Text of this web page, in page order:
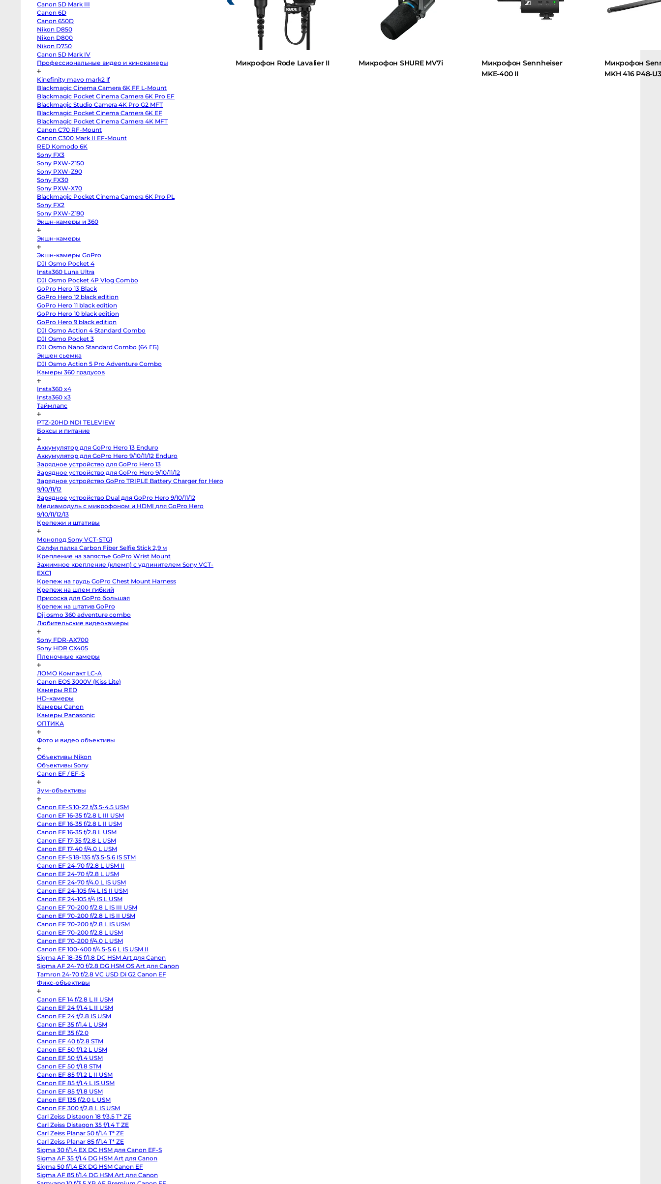
Body
a7S
III
Sony
a7
IV
Sony
a7R
IV
Sony
II
Sony
II
Sony
a6000
Sony
E1
Fujifilm
X-
M5
Panasonic
Lumix
S5
Зеркальные
Hasselblad
Canon
5D
6D
Canon
650D
Nikon
D850
Nikon
D800
D750
Canon
5D
и
кинокамеры
Kinefinity
mavo
mark2
Blackmagic
Cinema
Camera
6K
FF
L-
Mount
Blackmagic
Pocket
4K
Pro
Blackmagic
Pocket
Mark
II
EF-
Mount
RED
Komodo
6K
Sony
FX3
Sony
PXW-
Z150
Sony
PXW-
Z90
Sony
FX30
Sony
PXW-
X70
Blackmagic
Pocket
Cinema
Camera
6K
Pro
PL
Sony
FX2
Sony
Экшн-
камеры
и
360
Pocket
4
Insta360
Ultra
DJI
Osmo
Pocket
4P
Vlog
Combo
GoPro
Hero
13
Black
GoPro
Hero
12
black
Canon 5D Mark III
Canon 6D
Canon 650D
Nikon D850
Nikon D800
Nikon D750
Canon 5D Mark IV
Профессиональные видео и кинокамеры
Kinefinity mavo mark2 lf
Blackmagic Cinema Camera 6K FF L-Mount
Blackmagic Pocket Cinema Camera 6K Pro EF
Blackmagic Studio Camera 4K Pro G2 MFT
Blackmagic Pocket Cinema Camera 6K EF
Blackmagic Pocket Cinema Camera 4K MFT
Canon C70 RF-Mount
Canon C300 Mark II EF-Mount
RED Komodo 6K
Sony FX3
Sony PXW-Z150
Sony PXW-Z90
Sony FX30
Sony PXW-X70
Blackmagic Pocket Cinema Camera 6K Pro PL
Sony FX2
Sony PXW-Z190
Экшн-камеры и 360
Экшн-камеры
Экшн-камеры GoPro
DJI Osmo Pocket 4
Insta360 Luna Ultra
DJI Osmo Pocket 4P Vlog Combo
GoPro Hero 13 Black
GoPro Hero 12 black edition
GoPro Hero 11 black edition
GoPro Hero 10 black edition
GoPro Hero 9 black edition
DJI Osmo Action 4 Standard Combo
DJI Osmo Pocket 3
DJI Osmo Nano Standard Combo (64 ГБ)
Экшен сьемка
DJI Osmo Action 5 Pro Adventure Combo
Камеры 360 градусов
Insta360 x4
Insta360 x3
Таймлапс
PTZ-20HD NDI TELEVIEW
Боксы и питание
Аккумулятор для GoPro Hero 13 Enduro
Аккумулятор для GoPro Hero 9/10/11/12 Enduro
Зарядное устройство для GoPro Hero 13
Зарядное устройство для GoPro Hero 9/10/11/12
Зарядное устройство GoPro TRIPLE Battery Charger for Hero
9/10/11/12
Зарядное устройство Dual для GoPro Hero 9/10/11/12
Медиамодуль с микрофоном и HDMI для GoPro Hero
9/10/11/12/13
Крепежи и штативы
Монопод Sony VCT-STG1
Селфи палка Carbon Fiber Selfie Stick 2,9 м
Крепление на запястье GoPro Wrist Mount
Зажимное крепление (клемп) с удлинителем Sony VCT-
EXC1
Крепеж на грудь GoPro Chest Mount Harness
Крепеж на шлем гибкий
Присоска для GoPro большая
Крепеж на штатив GoPro
Dji osmo 360 adventure combo
Любительские видеокамеры
Sony FDR-AX700
Sony HDR CX405
Пленочные камеры
ЛОМО Компакт LC-A
Canon EOS 3000V (Kiss Lite)
Камеры RED
HD-камеры
Камеры Canon
Камеры Panasonic
ОПТИКА
Фото и видео объективы
Объективы Nikon
Объективы Sony
Canon EF / EF-S
Зум-объективы
Canon EF-S 10-22 f/3.5-4.5 USM
Canon EF 16-35 f/2.8 L III USM
Canon EF 16-35 f/2.8 L II USM
Canon EF 16-35 f/2.8 L USM
Canon EF 17-35 f/2.8 L USM
Canon EF 17-40 f/4.0 L USM
Canon EF-S 18-135 f/3.5-5.6 IS STM
Canon EF 24-70 f/2.8 L USM II
Canon EF 24-70 f/2.8 L USM
Canon EF 24-70 f/4.0 L IS USM
Canon EF 24-105 f/4 L IS II USM
Canon EF 24-105 f/4 IS L USM
Canon EF 70-200 f/2.8 L IS III USM
Canon EF 70-200 f/2.8 L IS II USM
Canon EF 70-200 f/2.8 L IS USM
Canon EF 70-200 f/2.8 L USM
Canon EF 70-200 f/4.0 L USM
Canon EF 100-400 f/4.5-5.6 L IS USM II
Sigma AF 18-35 f/1.8 DC HSM Art для Canon
Sigma AF 24-70 f/2.8 DG HSM OS Art для Canon
Tamron 24-70 f/2.8 VC USD Di G2 Canon EF
Фикс-объективы
Canon EF 14 f/2.8 L II USM
Canon EF 24 f/1.4 L II USM
Canon EF 24 f/2.8 IS USM
Canon EF 35 f/1.4 L USM
Canon EF 35 f/2.0
Canon EF 40 f/2.8 STM
Canon EF 50 f/1.2 L USM
Canon EF 50 f/1.4 USM
Canon EF 50 f/1.8 STM
Canon EF 85 f/1.2 L II USM
Canon EF 85 f/1.4 L IS USM
Canon EF 85 f/1.8 USM
Canon EF 135 f/2.0 L USM
Canon EF 300 f/2.8 L IS USM
Carl Zeiss Distagon 18 f/3.5 T* ZE
Carl Zeiss Distagon 35 f/1.4 T ZE
Carl Zeiss Planar 50 f/1.4 T* ZE
Carl Zeiss Planar 85 f/1.4 T* ZE
Sigma 30 f/1.4 EX DC HSM для Canon EF-S
Sigma AF 35 f/1.4 DG HSM Art для Canon
Sigma 50 f/1.4 EX DG HSM Canon EF
Sigma AF 85 f/1.4 DG HSM Art для Canon
с оголовьем
VoiceHead VH2
Микрофон GreenBean
радиосистемам)
Микрофон Rode Lavalier II Микрофон SHURE MV7i
Микрофон Sennheiser
MKE-400 II
Микрофон
MKH 416 P48-U3